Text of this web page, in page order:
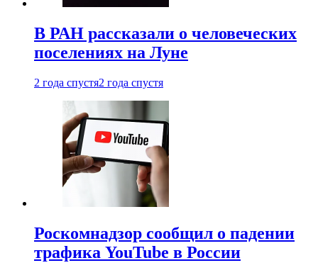
В РАН рассказали о человеческих
поселениях на Луне
2 года спустя2 года спустя
Роскомнадзор сообщил о падении
трафика YouTube в России